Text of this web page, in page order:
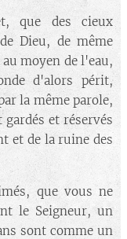
que des cieux
Dieu, de même
moyen de l'eau,
d'alors périt,
la même parole,
et réservés
et de la ruine des
que vous ne
le Seigneur, un
sont comme un